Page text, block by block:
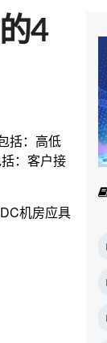
4
括：高低
：客户接
机房应具